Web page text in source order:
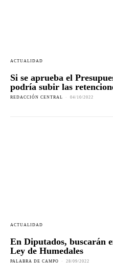
ACTUALIDAD
Si se aprueba el
podría subir las
REDACCIÓN CENTRAL - 04/10/2022
ACTUALIDAD
En Diputados, buscarán
Ley de Humedales
PALABRA DE CAMPO - 28/09/2022